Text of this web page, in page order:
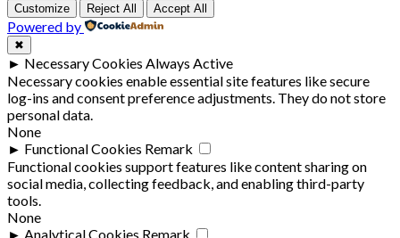
Customize Reject All Accept All
Powered by
✖
► Necessary Cookies Always Active
Necessary cookies enable essential site features like secure
log-ins and consent preference adjustments. They do not store
personal data.
None
► Functional Cookies Remark
Functional cookies support features like content sharing on
social media, collecting feedback, and enabling third-party
tools.
None
► Analytical Cookies Remark